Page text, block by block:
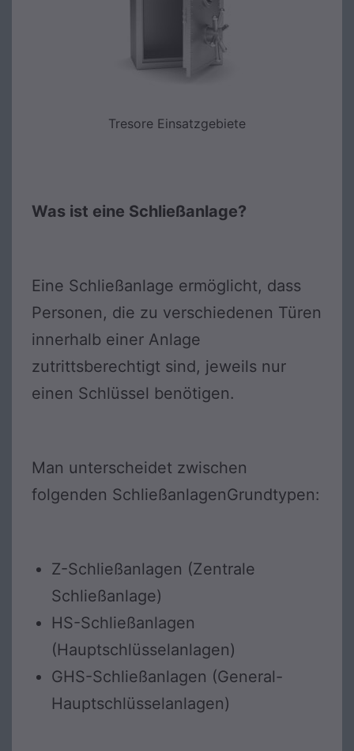
Tresore Einsatzgebiete
Was ist eine Schließanlage?
Eine Schließanlage ermöglicht, dass
Personen, die zu verschiedenen Türen
innerhalb einer Anlage
zutrittsberechtigt sind, jeweils nur
einen Schlüssel benötigen.
Man unterscheidet zwischen
folgenden SchließanlagenGrundtypen:
Z-Schließanlagen (Zentrale
Schließanlage)
HS-Schließanlagen
(Hauptschlüsselanlagen)
GHS-Schließanlagen (General-
Hauptschlüsselanlagen)